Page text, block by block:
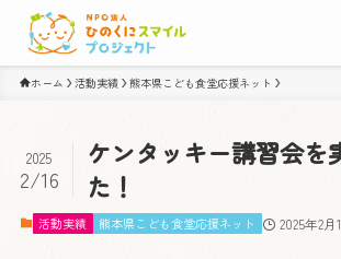
ホーム 活動実績 熊本県こども食堂応援ネット
ケンタッキー講習会を
た！
2025
2/16
活動実績 熊本県こども食堂応援ネット 2025年2月